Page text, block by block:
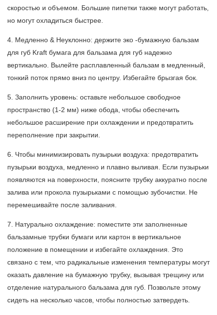
скоростью и объемом. Большие пипетки также могут работать,
но могут охладиться быстрее.
4. Медленно & Неуклонно: держите эко -бумажную бальзам
для губ Kraft бумага для бальзама для губ надежно
вертикально. Вылейте расплавленный бальзам в медленный,
тонкий поток прямо вниз по центру. Избегайте брызгая бок.
5. Заполнить уровень: оставьте небольшое свободное
пространство (1-2 мм) ниже обода, чтобы обеспечить
небольшое расширение при охлаждении и предотвратить
переполнение при закрытии.
6. Чтобы минимизировать пузырьки воздуха: предотвратить
пузырьки воздуха, медленно и плавно выливая. Если пузырьки
появляются на поверхности, поясните трубку аккуратно после
залива или прокола пузырьками с помощью зубочистки. Не
перемешивайте после заливания.
7. Натурально охлаждение: поместите эти заполненные
бальзамные трубки бумаги или картон в вертикальное
положение в помещении и избегайте охлаждения. Это
связано с тем, что радикальные изменения температуры могут
оказать давление на бумажную трубку, вызывая трещину или
отделение натурального бальзама для губ. Позвольте этому
сидеть на несколько часов, чтобы полностью затвердеть.